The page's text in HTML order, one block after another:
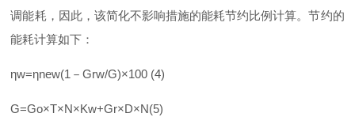
调能耗，因此，该简化不影响措施的能耗节约比例计算。节约的
能耗计算如下：
ηw=ηnew(1 －Grw/G)×100 (4)
G=Go×T×N×Kw+Gr×D×N(5)